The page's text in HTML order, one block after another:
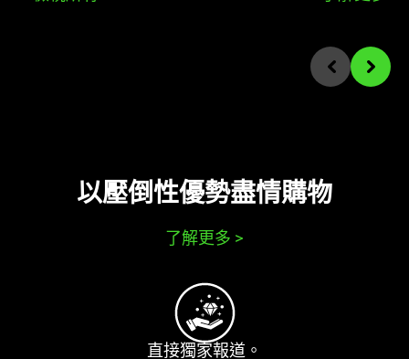
Previous slide
Next
以壓倒性優勢盡情購物
了解更多 >
直接獨家報道 。